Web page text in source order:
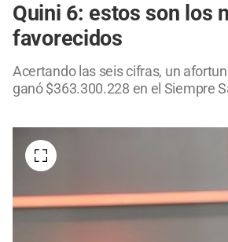
Quini 6: estos son los
favorecidos
Acertando las seis cifras, un
ganó $363.300.228 en el Siempre